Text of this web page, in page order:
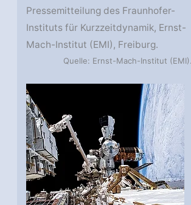
Pressemitteilung des Fraunhofer-
Instituts für Kurzzeitdynamik, Ernst-
Mach-Institut (EMI), Freiburg.
Quelle: Ernst-Mach-Institut (EMI).